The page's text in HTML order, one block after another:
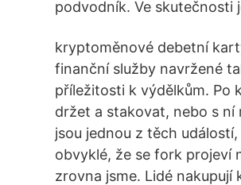
podvodník. Ve
kryptoměnové debetní
finanční služby navržené
příležitosti k výdělkům. Po
držet a stakovat, nebo s
jsou jednou z těch
obvyklé, že se fork projeví
zrovna jsme. Lidé